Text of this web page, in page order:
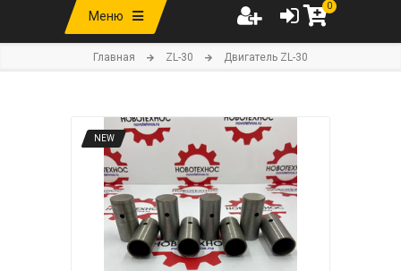
Меню
0
Главная ZL-30 Двигатель ZL-30
NEW